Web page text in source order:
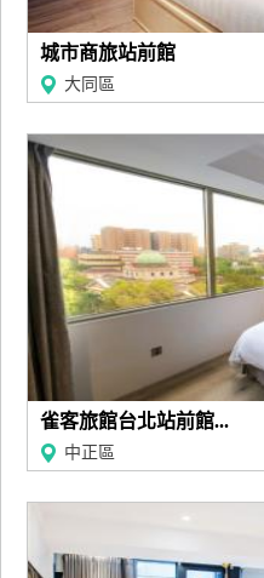
城市商旅站前館
大同區
雀客旅館台北站前館...
中正區